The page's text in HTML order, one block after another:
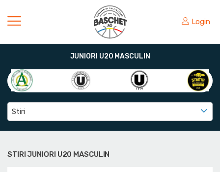
Login
JUNIORI U20 MASCULIN
Stiri
STIRI JUNIORI U20 MASCULIN